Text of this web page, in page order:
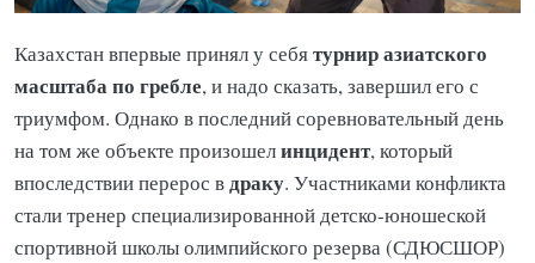
Казахстан впервые принял у себятурнир азиатского
масштаба по гребле, и надо сказать, завершил его с
триумфом. Однако в последний соревновательный день
на том же объекте произошелинцидент, который
впоследствии перерос вдраку. Участниками конфликта
стали тренер специализированной детско-юношеской
спортивной школы олимпийского резерва (СДЮСШОР)